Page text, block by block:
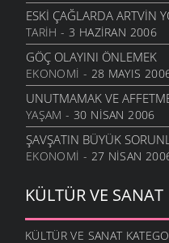
ESKI ÇAĞLARDA ARTVIN
TARIH - 3 HAZIRAN 2006
GÖÇ OLAYINI ÖNLEMEK
EKONOMI - 28 MAYIS
UNUTMAMAK VE
YAŞAM - 30 NISAN 2006
ŞAVŞATIN BÜYÜK
EKONOMI - 27 NISAN
KÜLTÜR VE SANAT
KÜLTÜR VE SANAT